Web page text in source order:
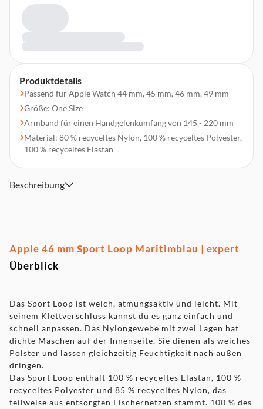
Produktdetails
Passend für Apple Watch 44 mm, 45 mm, 46 mm, 49 mm
Größe: One Size
Armband für einen Handgelenkumfang von 145 - 220 mm
Material: 80 % recyceltes Nylon, 100 % recyceltes Polyester,
100 % recyceltes Elastan
Beschreibung
Apple 46 mm Sport Loop Maritimblau | expert
Überblick
Das Sport Loop ist weich, atmungsaktiv und leicht. Mit
seinem Klettverschluss kannst du es ganz einfach und
schnell anpassen. Das Nylongewebe mit zwei Lagen hat
dichte Maschen auf der Innenseite. Sie dienen als weiches
Polster und lassen gleichzeitig Feuchtigkeit nach außen
dringen.
Das Sport Loop enthält 100 % recyceltes Elastan, 100 %
recyceltes Polyester und 85 % recyceltes Nylon, das
teilweise aus entsorgten Fischer­netzen stammt. 100 % des